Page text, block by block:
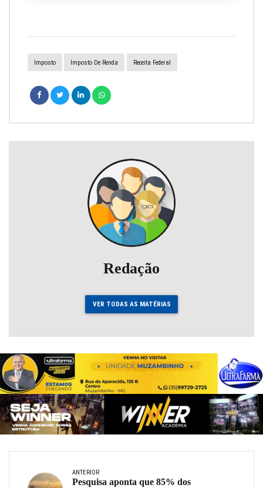
Imposto Imposto De Renda Receita Federal
Redação
VER TODAS AS MATÉRIAS
ANTERIOR
Pesquisa aponta que 85% dos